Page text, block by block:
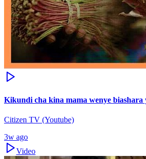
Kikundi cha kina mama wenye
Citizen TV (Youtube)
3w ago
Video